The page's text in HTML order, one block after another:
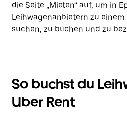
die Seite „Mieten“ auf, um in
Leihwagenanbietern zu
suchen, zu buchen und zu
So buchst du
Uber Rent